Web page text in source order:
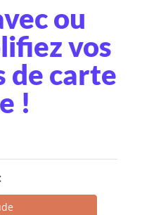
ou
vos
de carte
!